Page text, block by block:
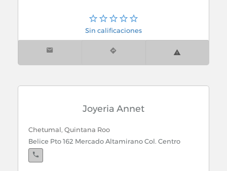
Sin calificaciones
Joyeria Annet
Chetumal, Quintana Roo
Belice Pto 162 Mercado Altamirano Col. Centro